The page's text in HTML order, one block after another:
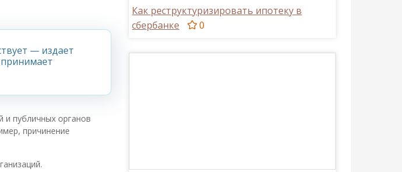
— издает
и публичных органов
причинение
Как реструктуризировать ипотеку в
сбербанке
0